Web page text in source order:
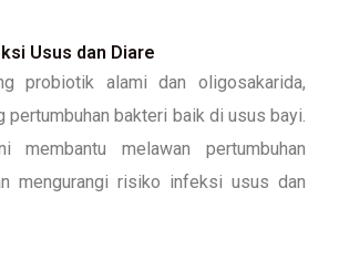
Usus dan Diare
probiotik alami dan oligosakarida,
pertumbuhan bakteri baik di usus bayi.
membantu melawan pertumbuhan
mengurangi risiko infeksi usus dan